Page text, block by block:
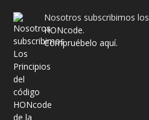
Nosotros subscribimos los
HONcode.
Compruébelo aquí.